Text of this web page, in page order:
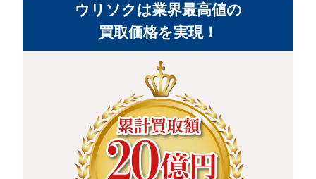
ウリソクは業界最高値の
買取価格を実現！